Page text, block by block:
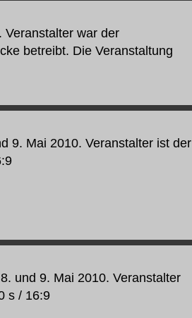
Veranstalter war der
betreibt. Die Veranstaltung
9. Mai 2010. Veranstalter ist der
und 9. Mai 2010. Veranstalter
s / 16:9